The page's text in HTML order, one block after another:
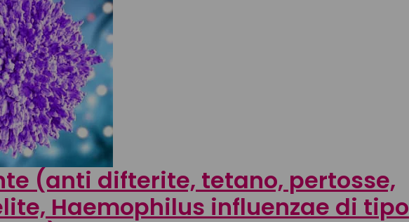
(anti difterite, tetano, pertosse,
Haemophilus influenzae di tipo